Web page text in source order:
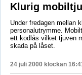
Klurig
Under fredagen mellan
personalutrymme.
ett kodlås vilket tjuven
skada på låset.
24 juli 2000 klockan